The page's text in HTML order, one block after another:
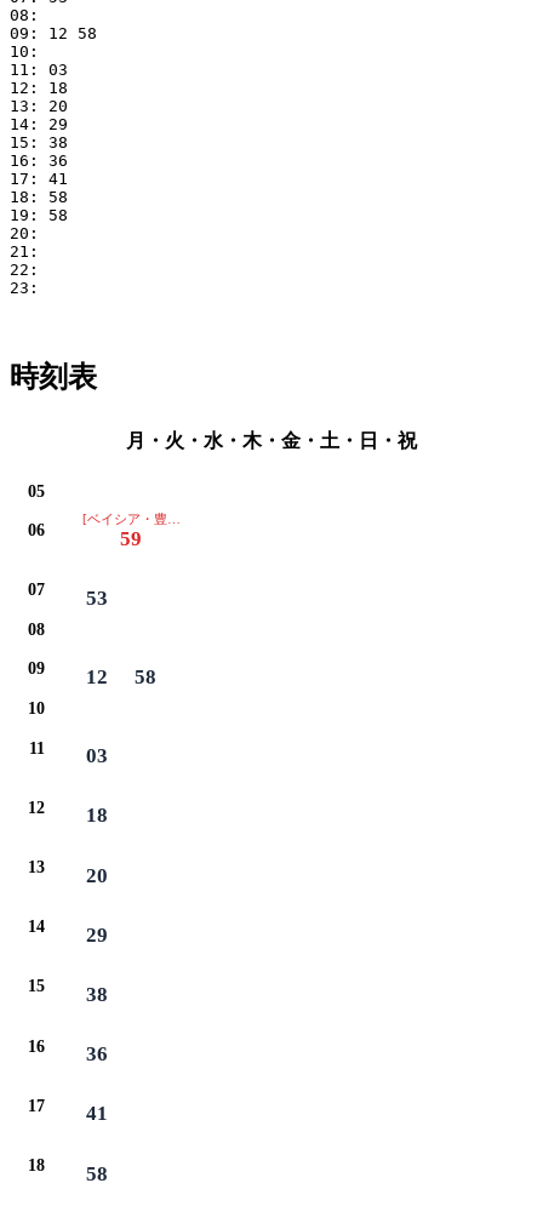
08:
09: 12 58
10:
11: 03
12: 18
13: 20
14: 29
15: 38
16: 36
17: 41
18: 58
19: 58
20:
21:
22:
23:
時刻表
月・火・水・木・金・土・日・祝
05
06
[ベイシア・豊田厚生病院は通過します]
59
07 53
08
09 12 58
10
11 03
12 18
13 20
14 29
15 38
16 36
17 41
18 58